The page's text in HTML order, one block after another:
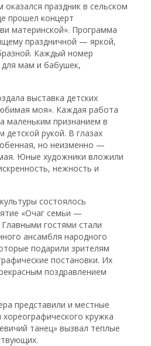
праздник в сельском
прошел концерт
материнской». Программа
праздничной — яркой,
Каждый номер
мам и бабушек,
выставка детских
моя». Каждая работа
маленьким признанием в
рукой. В глазах
но неизменно —
Юные художники вложили
нежность и
состоялось
«Очаг семьи —
гостями стали
ансамбля народного
подарили зрителям
постановки. Их
поздравлением
представили и местные
кружка
танец» вызвал теплые